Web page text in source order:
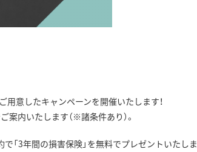
用意したキャンペーンを開催いたします！
案内いたします（※諸条件あり）。
「3年間の損害保険」を無料でプレゼントいたしま